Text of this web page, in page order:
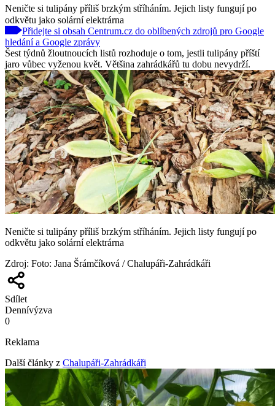
Neničte si tulipány příliš brzkým stříháním. Jejich listy fungují po
odkvětu jako solární elektrárna
Přidejte si obsah Centrum.cz do oblíbených zdrojů pro Google
hledání a Google zprávy
Šest týdnů žloutnoucích listů rozhoduje o tom, jestli tulipány příští
jaro vůbec vyženou květ. Většina zahrádkářů tu dobu nevydrží.
Neničte si tulipány příliš brzkým stříháním. Jejich listy fungují po
odkvětu jako solární elektrárna
Zdroj: Foto: Jana Šrámčíková / Chalupáři-Zahrádkáři
Sdílet
Dennívýzva
0
Reklama
Další články z Chalupáři-Zahrádkáři